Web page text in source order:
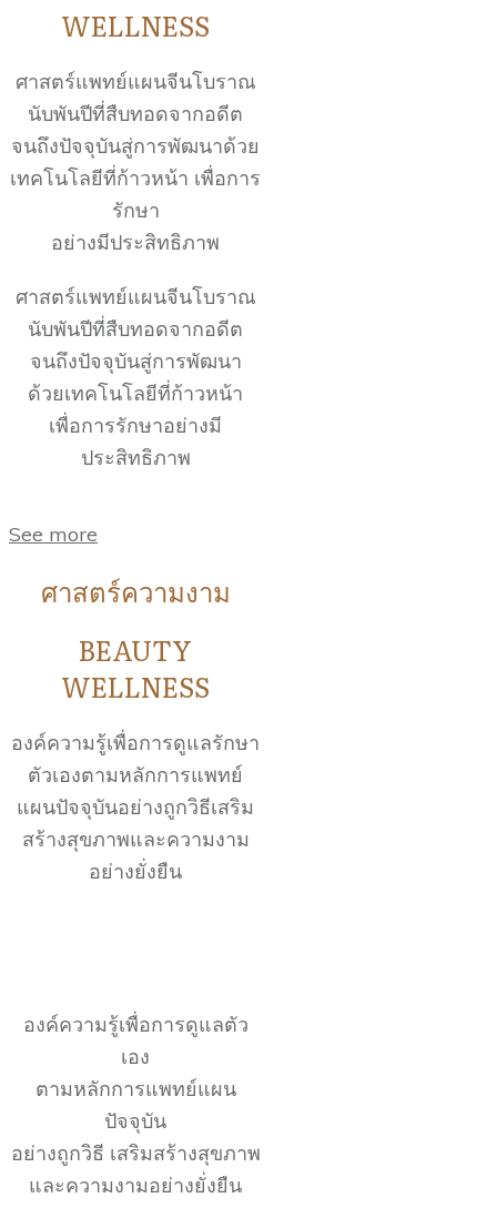
WELLNESS
ศาสตร์แพทย์แผนจีนโบราณ
นับพันปีที่สืบทอดจากอดีต
จนถึงปัจจุบันสู่การพัฒนาด้วย
เทคโนโลยีที่ก้าวหน้า เพื่อการ
รักษา
อย่างมีประสิทธิภาพ
ศาสตร์แพทย์แผนจีนโบราณ
นับพันปีที่สืบทอดจากอดีต
จนถึงปัจจุบันสู่การพัฒนา
ด้วยเทคโนโลยีที่ก้าวหน้า
เพื่อการรักษาอย่างมี
ประสิทธิภาพ
See more
ศาสตร์ความงาม
BEAUTY
WELLNESS
องค์ความรู้เพื่อการดูแลรักษา
ตัวเองตามหลักการแพทย์
แผนปัจจุบันอย่างถูกวิธีเสริม
สร้างสุขภาพและความงาม
อย่างยั่งยืน
องค์ความรู้เพื่อการดูแลตัว
เอง
ตามหลักการแพทย์แผน
ปัจจุบัน
อย่างถูกวิธี เสริมสร้างสุขภาพ
และความงามอย่างยั่งยืน